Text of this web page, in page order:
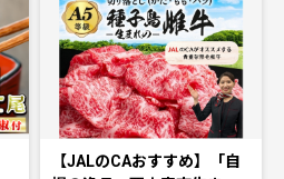
【JALのCAおすすめ】「自